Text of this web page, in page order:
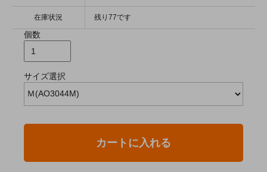
在庫状況 残り77です
個数
サイズ選択
カートに入れる